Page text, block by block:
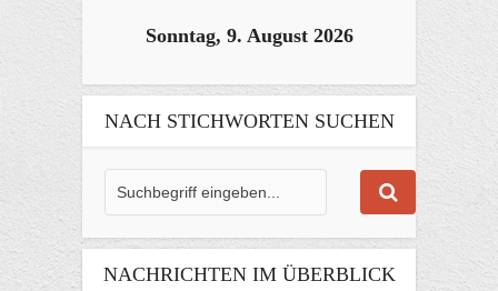
Sonntag, 9. August 2026
NACH STICHWORTEN SUCHEN
NACHRICHTEN IM ÜBERBLICK